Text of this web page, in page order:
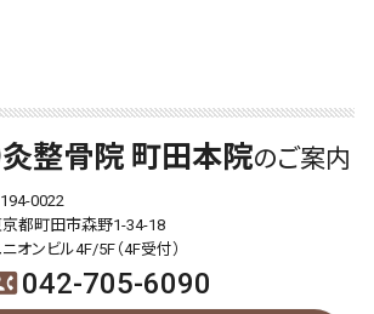
整骨院 町田本院のご案内
0022
京都町田市森野1-34-18
オンビル4F/5F（4F受付）
042-705-6090